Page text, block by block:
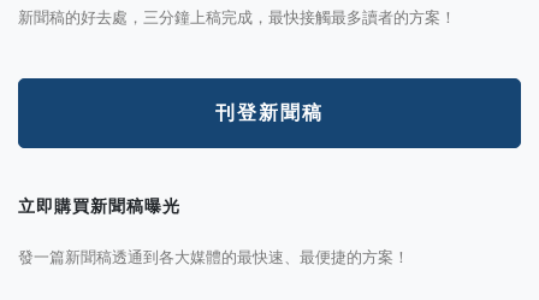
新聞稿的好去處，三分鐘上稿完成，最快接觸最多讀者的方案！
刊登新聞稿
立即購買新聞稿曝光
發一篇新聞稿透通到各大媒體的最快速、最便捷的方案！